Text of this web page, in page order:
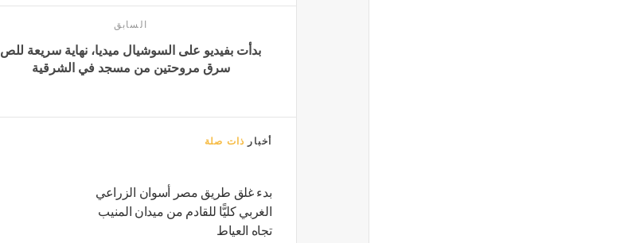
السابق
بدأت بفيديو على السوشيال ميديا، نهاية سريعة للص
سرق مروحتين من مسجد في الشرقية
أخبار ذات صلة
بدء غلق طريق مصر أسوان الزراعي
الغربي كليًّا للقادم من ميدان المنيب
تجاه العياط